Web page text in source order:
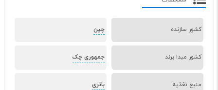
کشور سازنده چین
کشور مبدا برند جمهوری چک
منبع تغذیه باتری